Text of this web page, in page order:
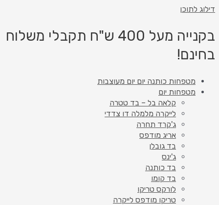
לתוכן
בקנייה מעל 400 ש"ח תקבלי משלוח
מטפחות כותנה יום יום מעוצבות
מטפחות יום
קלאה בל – בד טטרה
לייקרה מלמלה דו צדדי
ג'קרד תחרה
אריג מודפס
בד גובלן
ג'ינס
בד כותנה
בד קומו
לורקס טריקו
טריקו מודפס לייקרה